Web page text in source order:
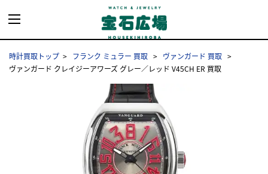
時計買取トップ フランク ミュラー 買取
ヴァンガード 買取
ヴァンガード クレイジーアワーズ グレー／レッド V45CH ER 買取